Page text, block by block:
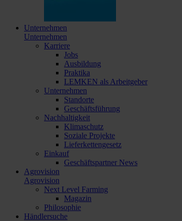
Unternehmen
Unternehmen
Karriere
Jobs
Ausbildung
Praktika
LEMKEN als Arbeitgeber
Unternehmen
Standorte
Geschäftsführung
Nachhaltigkeit
Klimaschutz
Soziale Projekte
Lieferkettengesetz
Einkauf
Geschäftspartner News
Agrovision
Agrovision
Next Level Farming
Magazin
Philosophie
Händlersuche